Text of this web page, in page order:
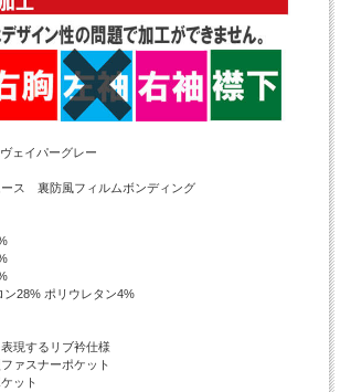
ェイパーグレー
ース 裏防風フィルムボンディング
28% ポリウレタン4%
現するリブ衿仕様
ァスナーポケット
ット